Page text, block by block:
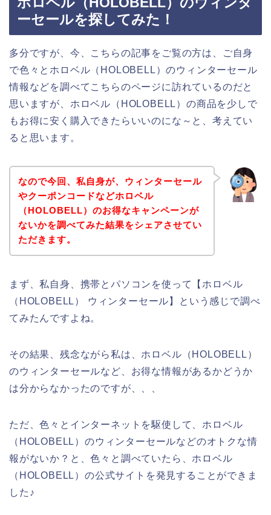
ーセールを探してみた！
多分ですが、今、こちらの記事をご覧の方は、ご自身
で色々とホロベル（HOLOBELL）のウィンターセール
情報などを調べてこちらのページに訪れているのだと
思いますが、ホロベル（HOLOBELL）の商品を少しで
もお得に安く購入できたらいいのにな～と、考えてい
ると思います。
なので今回、私自身が、ウィンターセール
やクーポンコードなどホロベル
（HOLOBELL）のお得なキャンペーンが
ないかを調べてみた結果をシェアさせてい
ただきます。
まず、私自身、携帯とパソコンを使って【ホロベル
（HOLOBELL） ウィンターセール】という感じで調べ
てみたんですよね。
その結果、残念ながら私は、ホロベル（HOLOBELL）
のウィンターセールなど、お得な情報があるかどうか
は分からなかったのですが、、、
ただ、色々とインターネットを駆使して、ホロベル
（HOLOBELL）のウィンターセールなどのオトクな情
報がないか？と、色々と調べていたら、ホロベル
（HOLOBELL）の公式サイトを発見することができま
した♪